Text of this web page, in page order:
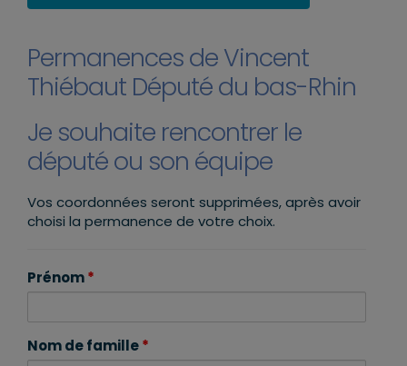
Permanences de Vincent
Thiébaut Député du bas-Rhin
Je souhaite rencontrer le
député ou son équipe
Vos coordonnées seront supprimées, après avoir
choisi la permanence de votre choix.
Prénom*
Nom de famille*